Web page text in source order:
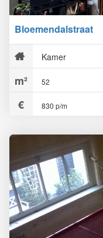
Bloemendalstraat
Kamer
52
830 p/m